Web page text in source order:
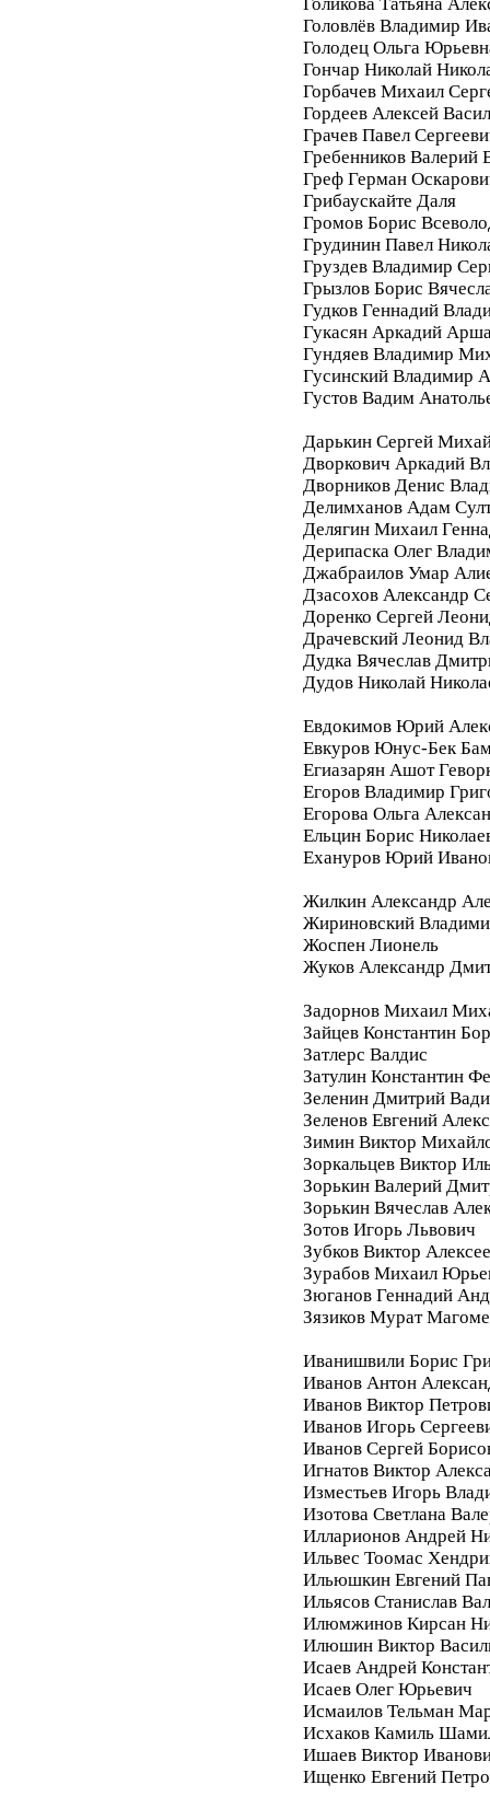
Головлёв Владимир
Голодец Ольга
Гончар Николай
Горбачев Михаил
Гордеев Алексей
Грачев Павел
Гребенников Валерий
Греф Герман
Грибаускайте Даля
Громов Борис
Грудинин Павел
Груздев Владимир
Грызлов Борис
Гудков Геннадий
Гукасян Аркадий
Гундяев Владимир
Гусинский Владимир
Густов Вадим
Дарькин Сергей
Дворкович Аркадий
Дворников Денис
Делимханов Адам
Делягин Михаил
Дерипаска Олег
Джабраилов Умар
Дзасохов Александр
Доренко Сергей
Драчевский Леонид
Дудка Вячеслав
Дудов Николай
Евдокимов Юрий
Евкуров Юнус-Бек
Егиазарян Ашот
Егоров Владимир
Егорова Ольга
Ельцин Борис
Ехануров Юрий
Жилкин Александр
Жириновский
Жоспен Лионель
Жуков Александр
Задорнов Михаил
Зайцев Константин
Затлерс Валдис
Затулин Константин
Зеленин Дмитрий
Зеленов Евгений
Зимин Виктор
Зоркальцев Виктор
Зорькин Валерий
Зорькин Вячеслав
Зотов Игорь Львович
Зубков Виктор
Зурабов Михаил
Зюганов Геннадий
Зязиков Мурат
Иванишвили Борис
Иванов Антон
Иванов Виктор
Иванов Игорь
Иванов Сергей
Игнатов Виктор
Изместьев Игорь
Изотова Светлана
Илларионов Андрей
Ильвес Тоомас
Ильюшкин Евгений
Ильясов Станислав
Илюмжинов Кирсан
Илюшин Виктор
Исаев Андрей
Исаев Олег Юрьевич
Исмаилов Тельман
Исхаков Камиль
Ишаев Виктор
Ищенко Евгений